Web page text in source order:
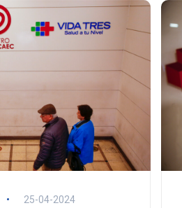
25-04-2024